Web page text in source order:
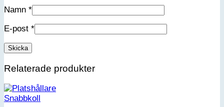
Namn *
E-post *
Relaterade produkter
Snabbkoll